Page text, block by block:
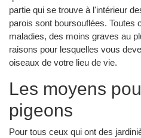
partie qui se trouve à l'intérieur
parois sont boursouflées. Toutes
maladies, des moins graves au
raisons pour lesquelles vous
oiseaux de votre lieu de vie.
Les moyens
pigeons
Pour tous ceux qui ont des